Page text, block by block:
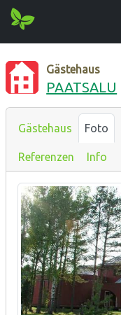
Gästehaus
PAATSALU
Gästehaus Foto
Referenzen Info